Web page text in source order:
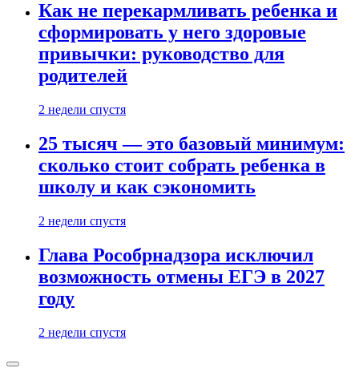
Как не перекармливать ребенка и
сформировать у него здоровые
привычки: руководство для
родителей
2 недели спустя
25 тысяч — это базовый минимум:
сколько стоит собрать ребенка в
школу и как сэкономить
2 недели спустя
Глава Рособрнадзора исключил
возможность отмены ЕГЭ в 2027
году
2 недели спустя